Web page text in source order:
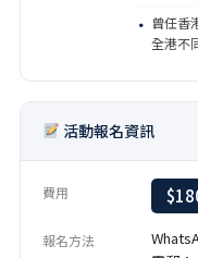
· 曾任香
全港不
活動報名資訊
費用
報名方法